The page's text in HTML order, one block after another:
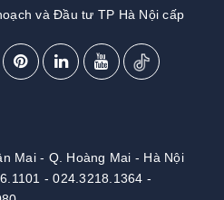
và Đầu tư TP Hà Nội cấp
Mai - Q. Hoàng Mai - Hà Nội
-024.3218.1364 -